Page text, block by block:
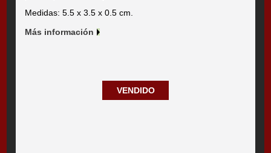
Medidas: 5.5 x 3.5 x 0.5 cm.
Más información
VENDIDO